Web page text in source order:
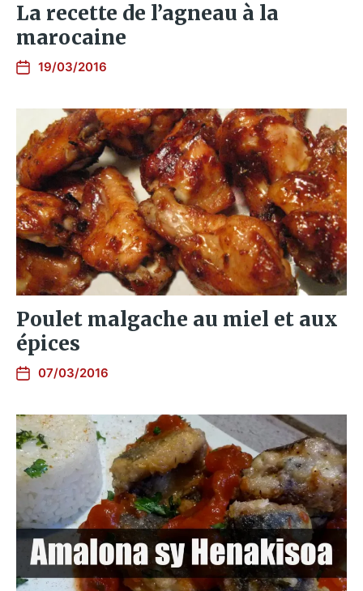
La recette de l’agneau à la
marocaine
19/03/2016
Poulet malgache au miel et aux
épices
07/03/2016